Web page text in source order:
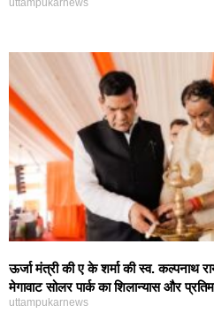
uttampukarnews
ऊर्जा मंत्री की ए के शर्मा की स्व. कल्पनाथ
मेगावाट सोलर पार्क का शिलान्यास और
uttampukarnews